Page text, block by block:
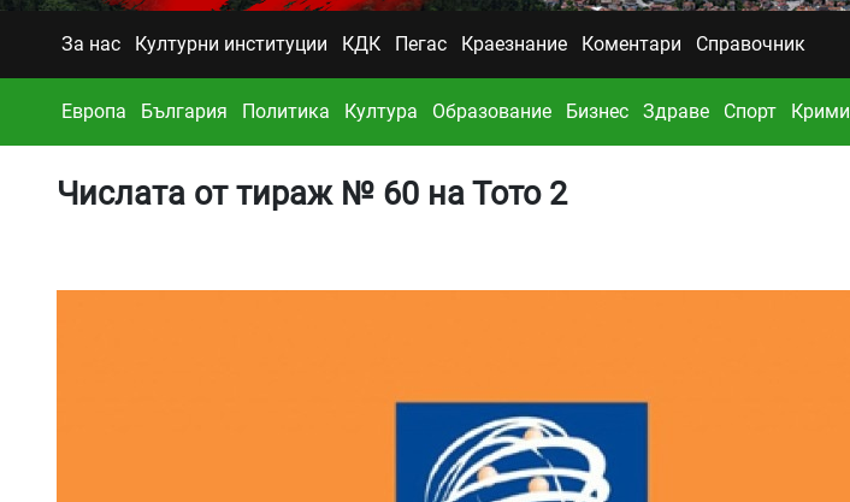
За нас Културни институции КДК Пегас Краезнание Коментари Справочник
Европа България Политика Култура Образование Бизнес Здраве Спорт Крими
Числата от тираж № 60 на Тото 2